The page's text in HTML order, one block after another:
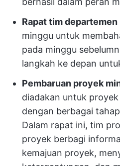
Rapat tim departemen
minggu untuk
pada minggu
langkah ke depan
Pembaruan proyek
diadakan untuk
dengan berbagai
Dalam rapat ini, tim
proyek berbagi
kemajuan proyek,